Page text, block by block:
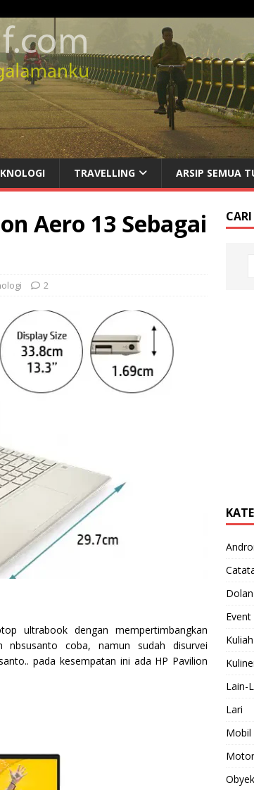
TRAVELLING ARSIP SEMUA
Aero 13 Sebagai
2
ultrabook dengan mempertimbangkan
nbsusanto coba, namun sudah disurvei
pada kesempatan ini ada HP Pavilion
Dolan
Event
Kuliah
Lain-
Lari
Mobil
Motor